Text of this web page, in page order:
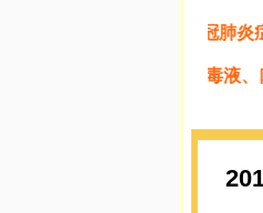
***A）家人有新冠肺炎症
***准备餐具、消毒液、口